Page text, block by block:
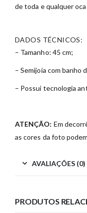
de toda e qualquer
DADOS TÉCNICOS:
– Tamanho: 45 cm;
– Semijoia com banho
– Possui tecnologia
ATENÇÃO: Em
as cores da foto
AVALIAÇÕES (0)
PRODUTOS